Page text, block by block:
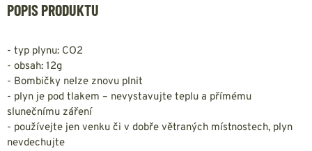
POPIS PRODUKTU
- typ plynu: CO2
- obsah: 12g
- Bombičky nelze znovu plnit
- plyn je pod tlakem – nevystavujte teplu a přímému
slunečnímu záření
- používejte jen venku či v dobře větraných místnostech, plyn
nevdechujte